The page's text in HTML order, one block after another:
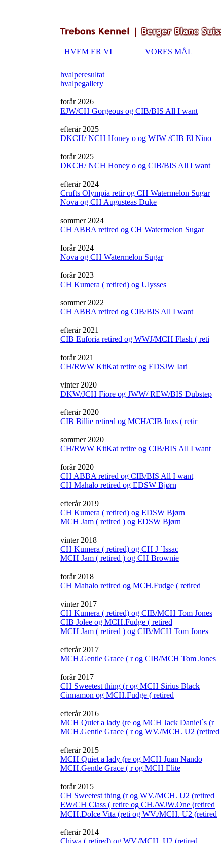
HVEM ER VI VORES MÅL
hvalperesultat
hvalpegallery
forår 2026
EJW/CH Gorgeous og CIB/BIS All I want
efterår 2025
DKCH/ NCH Honey o og WJW /CIB El Nino
forår 2025
DKCH/ NCH Honey o og CIB/BIS All I want
efterår 2024
Crufts Olympia retir og CH Watermelon Sugar
Nova og CH Augusteas Duke
sommer 2024
CH ABBA retired og CH Watermelon Sugar
forår 2024
Nova og CH Watermelon Sugar
forår 2023
CH Kumera ( retired) og Ulysses
sommer 2022
CH ABBA retired og CIB/BIS All I want
efterår 2021
CIB Euforia retired og WWJ/MCH Flash ( reti
forår 2021
CH/RWW KitKat retire og EDSJW Iari
vinter 2020
DKW/JCH Fiore og JWW/ REW/BIS Dubstep
efterår 2020
CIB Billie retired og MCH/CIB Inxs ( retir
sommer 2020
CH/RWW KitKat retire og CIB/BIS All I want
forår 2020
CH ABBA retired og CIB/BIS All I want
CH Mahalo retired og EDSW Bjørn
efterår 2019
CH Kumera ( retired) og EDSW Bjørn
MCH Jam ( retired ) og EDSW Bjørn
vinter 2018
CH Kumera ( retired) og CH J `Issac
MCH Jam ( retired ) og CH Brownie
forår 2018
CH Mahalo retired og MCH.Fudge ( retired
vinter 2017
CH Kumera ( retired) og CIB/MCH Tom Jones
CIB Jolee og MCH.Fudge ( retired
MCH Jam ( retired ) og CIB/MCH Tom Jones
efterår 2017
MCH.Gentle Grace ( r og CIB/MCH Tom Jones
forår 2017
CH Sweetest thing (r og MCH Sirius Black
Cinnamon og MCH.Fudge ( retired
efterår 2016
MCH Quiet a lady (re og MCH Jack Daniel`s (r
MCH.Gentle Grace ( r og WV./MCH. U2 (retired
efterår 2015
MCH Quiet a lady (re og MCH Juan Nando
MCH.Gentle Grace ( r og MCH Elite
forår 2015
CH Sweetest thing (r og WV./MCH. U2 (retired
EW/CH Class ( retire og CH./WJW.One (retired
MCH.Dolce Vita (reti og WV./MCH. U2 (retired
efterår 2014
Chiwa ( retired) og WV./MCH. U2 (retired